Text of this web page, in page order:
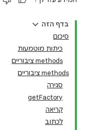
בדף הזה
סיכום
כיתות מוטמעות
‫methods ציבוריים
‫methods ציבוריים
סגירה
getFactory
קריאה
לכתוב